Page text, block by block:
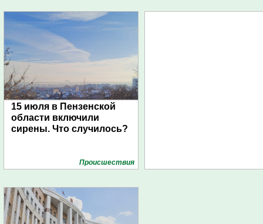
15 июля в Пензенской
области включили
сирены. Что случилось?
Проиcшествия